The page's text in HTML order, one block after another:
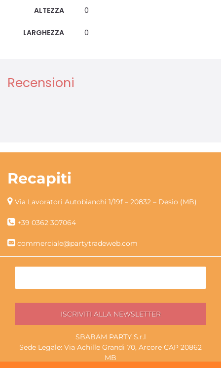
ALTEZZA 0
LARGHEZZA 0
Recensioni
Recapiti
Via Lavoratori Autobianchi 1/19f – 20832 – Desio (MB)
+39 0362 307064
commerciale@partytradeweb.com
SBABAM PARTY S.r.l
Sede Legale: Via Achille Grandi 70, Arcore CAP 20862
MB